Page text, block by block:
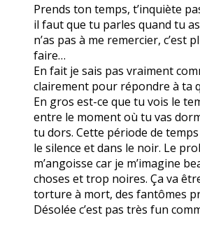
Prends ton temps, t’inquiète
il faut que tu parles quand tu
n’as pas à me remercier, c’est
faire…
En fait je sais pas vraiment
clairement pour répondre à ta
En gros est-ce que tu vois le
entre le moment où tu vas
tu dors. Cette période de
le silence et dans le noir. Le
m’angoisse car je m’imagine
choses et trop noires. Ça va
torture à mort, des fantômes
Désolée c’est pas très fun